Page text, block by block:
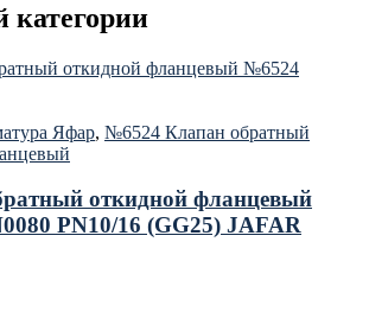
категории
Яфар, №6524 Клапан обратный
откидной фланцевый
PN10/16 (GG25) JAFAR